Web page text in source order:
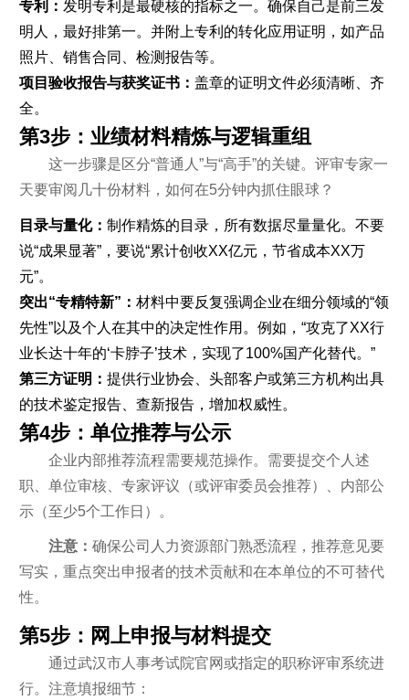
专利： 发明专利是最硬核的指标之一。确保自己是前三发
明人，最好排第一。并附上专利的转化应用证明，如产品
照片、销售合同、检测报告等。
项目验收报告与获奖证书： 盖章的证明文件必须清晰、齐
全。
第3步：业绩材料精炼与逻辑重组
这一步骤是区分“普通人”与“高手”的关键。评审专家一
天要审阅几十份材料，如何在5分钟内抓住眼球？
目录与量化： 制作精炼的目录，所有数据尽量量化。不要
说“成果显著”，要说“累计创收XX亿元，节省成本XX万
元”。
突出“专精特新”： 材料中要反复强调企业在细分领域的“领
先性”以及个人在其中的决定性作用。例如，“攻克了XX行
业长达十年的‘卡脖子’技术，实现了100%国产化替代。”
第三方证明： 提供行业协会、头部客户或第三方机构出具
的技术鉴定报告、查新报告，增加权威性。
第4步：单位推荐与公示
企业内部推荐流程需要规范操作。需要提交个人述
职、单位审核、专家评议（或评审委员会推荐）、内部公
示（至少5个工作日）。
注意： 确保公司人力资源部门熟悉流程，推荐意见要
写实，重点突出申报者的技术贡献和在本单位的不可替代
性。
第5步：网上申报与材料提交
通过武汉市人事考试院官网或指定的职称评审系统进
行。注意填报细节：